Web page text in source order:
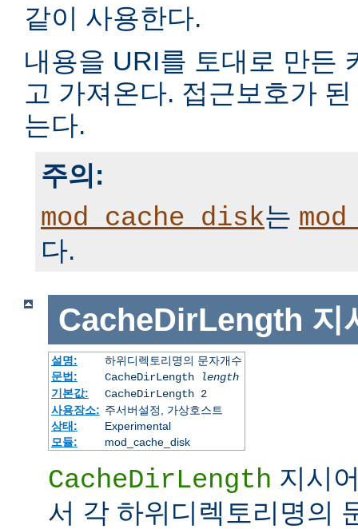
같이 사용한다.
내용을 URI를 토대로 만든
고 가져온다. 접근보호가
는다.
주의:
mod_cache_disk는
다.
CacheDirLength 지
설명:
하위디렉토리명의 문자개수
문법:
CacheDirLength
length
기본값:
CacheDirLength 2
사용장소: 주서버설정, 가상호스트
상태:
Experimental
모듈:
mod_cache_disk
CacheDirLength 지시
서 각 하위디렉토리명의